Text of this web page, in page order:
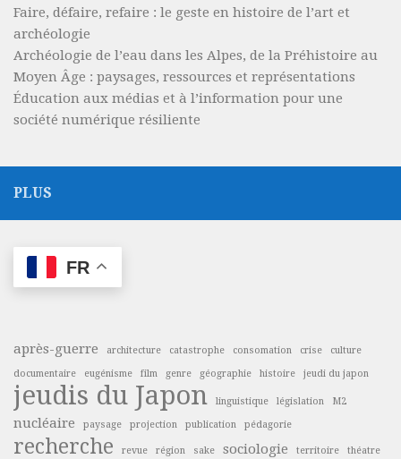
Faire, défaire, refaire : le geste en histoire de l’art et
archéologie
Archéologie de l’eau dans les Alpes, de la Préhistoire au
Moyen Âge : paysages, ressources et représentations
Éducation aux médias et à l’information pour une
société numérique résiliente
PLUS
FR
après-guerre architecture catastrophe consomation crise
culture
documentaire
eugénisme film genre géographie histoire jeudi du japon
jeudis du Japon linguistique législation M2
nucléaire paysage projection publication pédagorie
recherche revue région sake sociologie territoire
théatre